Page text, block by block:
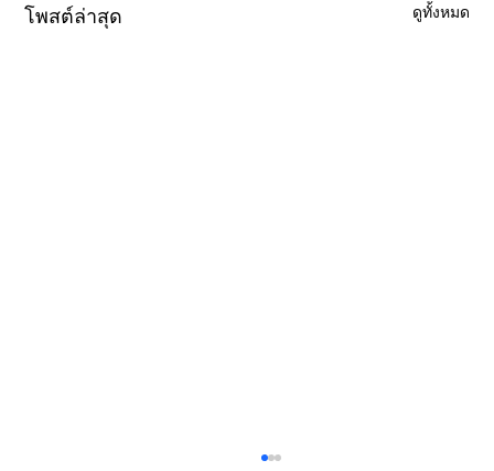
โพสต์ล่าสุด ดูทั้งหมด